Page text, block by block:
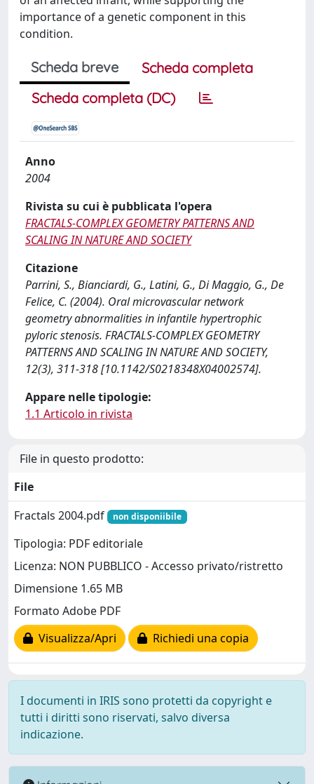
importance of a genetic component in this
condition.
Scheda breve
Scheda completa
Scheda completa (DC)
Anno
2004
Rivista su cui è pubblicata l'opera
FRACTALS-COMPLEX GEOMETRY PATTERNS AND
SCALING IN NATURE AND SOCIETY
Citazione
Parrini, S., Bianciardi, G., Latini, G., Di Maggio, G., De
Felice, C. (2004). Oral microvascular network
geometry abnormalities in infantile hypertrophic
pyloric stenosis. FRACTALS-COMPLEX GEOMETRY
PATTERNS AND SCALING IN NATURE AND SOCIETY,
12(3), 311-318 [10.1142/S0218348X04002574].
Appare nelle tipologie:
1.1 Articolo in rivista
File in questo prodotto:
File
Fractals 2004.pdf
non disponiibile
Tipologia: PDF editoriale
Licenza: NON PUBBLICO - Accesso privato/ristretto
Dimensione 1.65 MB
Formato Adobe PDF
Visualizza/Apri
Richiedi una copia
I documenti in IRIS sono protetti da copyright e
tutti i diritti sono riservati, salvo diversa
indicazione.